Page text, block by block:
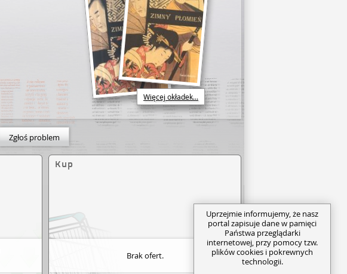
Więcej okładek...
Zgłoś problem
Kup
Brak ofert.
Uprzejmie informujemy, że nasz
portal zapisuje dane w pamięci
Państwa przeglądarki
internetowej, przy pomocy tzw.
plików cookies i pokrewnych
technologii.